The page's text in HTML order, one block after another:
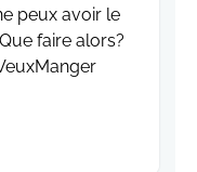
peux avoir le
faire alors?